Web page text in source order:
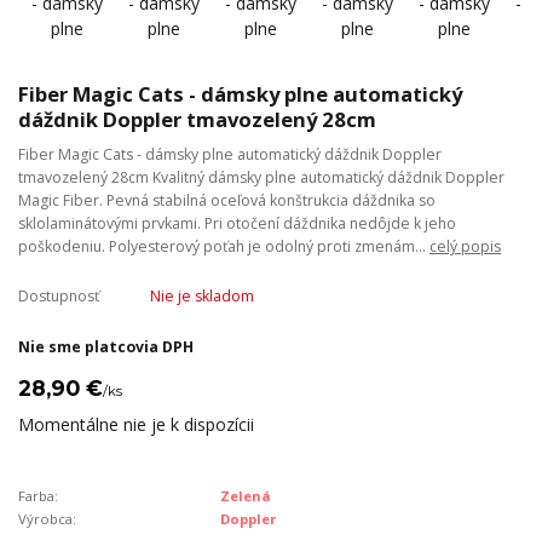
Fiber Magic Cats - dámsky plne automatický
dáždnik Doppler tmavozelený 28cm
Fiber Magic Cats - dámsky plne automatický dáždnik Doppler
tmavozelený 28cm Kvalitný dámsky plne automatický dáždnik Doppler
Magic Fiber. Pevná stabilná oceľová konštrukcia dáždnika so
sklolaminátovými prvkami. Pri otočení dáždnika nedôjde k jeho
poškodeniu. Polyesterový poťah je odolný proti zmenám... celý popis
Dostupnosť Nie je skladom
Nie sme platcovia DPH
28,90 €/ks
Momentálne nie je k dispozícii
Farba:
Zelená
Výrobca:
Doppler